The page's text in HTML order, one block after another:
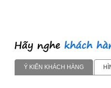
Ý KIẾN KHÁCH HÀNG